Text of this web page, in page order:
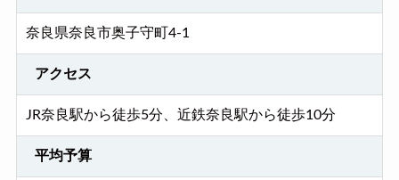
奈良県奈良市奥子守町4-1
アクセス
JR奈良駅から徒歩5分、近鉄奈良駅から徒歩10分
平均予算